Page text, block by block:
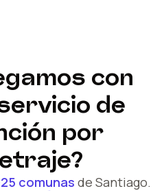
con
de
por
comunas de Santiago.